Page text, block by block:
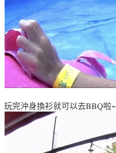
玩完沖身換衫就可以去BBQ啦~